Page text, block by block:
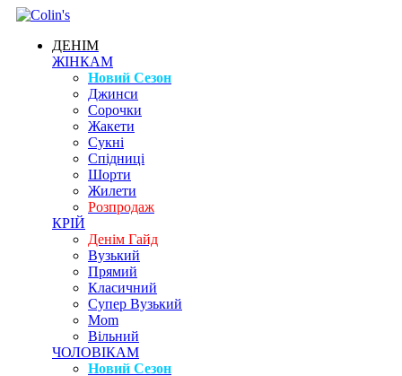
ДЕНІМ
ЖІНКАМ
Новий Сезон
Джинси
Сорочки
Жакети
Сукні
Спідниці
Шорти
Жилети
Розпродаж
КРІЙ
Денім Гайд
Вузький
Прямий
Класичний
Супер Вузький
Mom
Вільний
ЧОЛОВІКАМ
Новий Сезон